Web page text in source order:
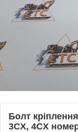
Болт
3CX, 4CX